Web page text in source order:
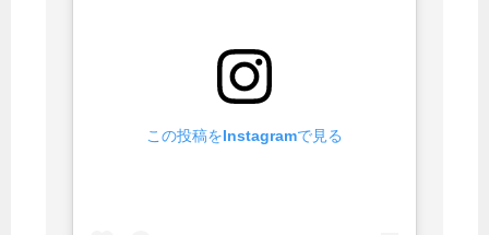
この投稿をInstagramで見る